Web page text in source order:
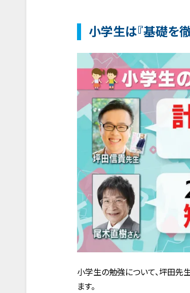
小学生は『基礎を
小学生の勉強について、坪田先
ます。